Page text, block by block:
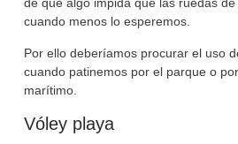
cuando menos lo esperemos.
Por ello deberíamos procurar el uso
cuando patinemos por el parque o
marítimo.
Vóley playa